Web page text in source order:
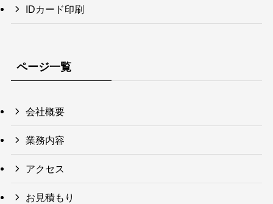
IDカード印刷
ページ一覧
会社概要
業務内容
アクセス
お見積もり